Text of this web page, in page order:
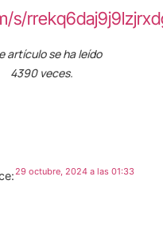
s/
artículo se ha leído
4390 veces.
29 octubre, 2024 a las 01:33